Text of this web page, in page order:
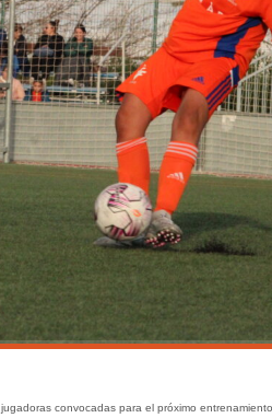
convocadas para el próximo